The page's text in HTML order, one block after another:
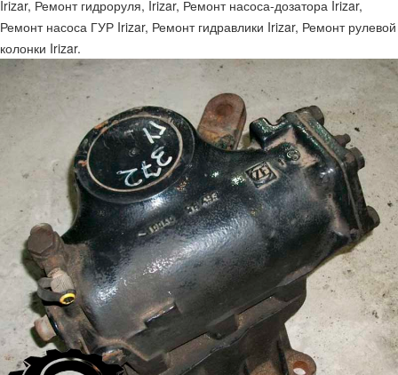
Irizar, Ремонт гидроруля, Irizar, Ремонт насоса-дозатора Irizar,
Ремонт насоса ГУР Irizar, Ремонт гидравлики Irizar, Ремонт рулевой
колонки Irizar.